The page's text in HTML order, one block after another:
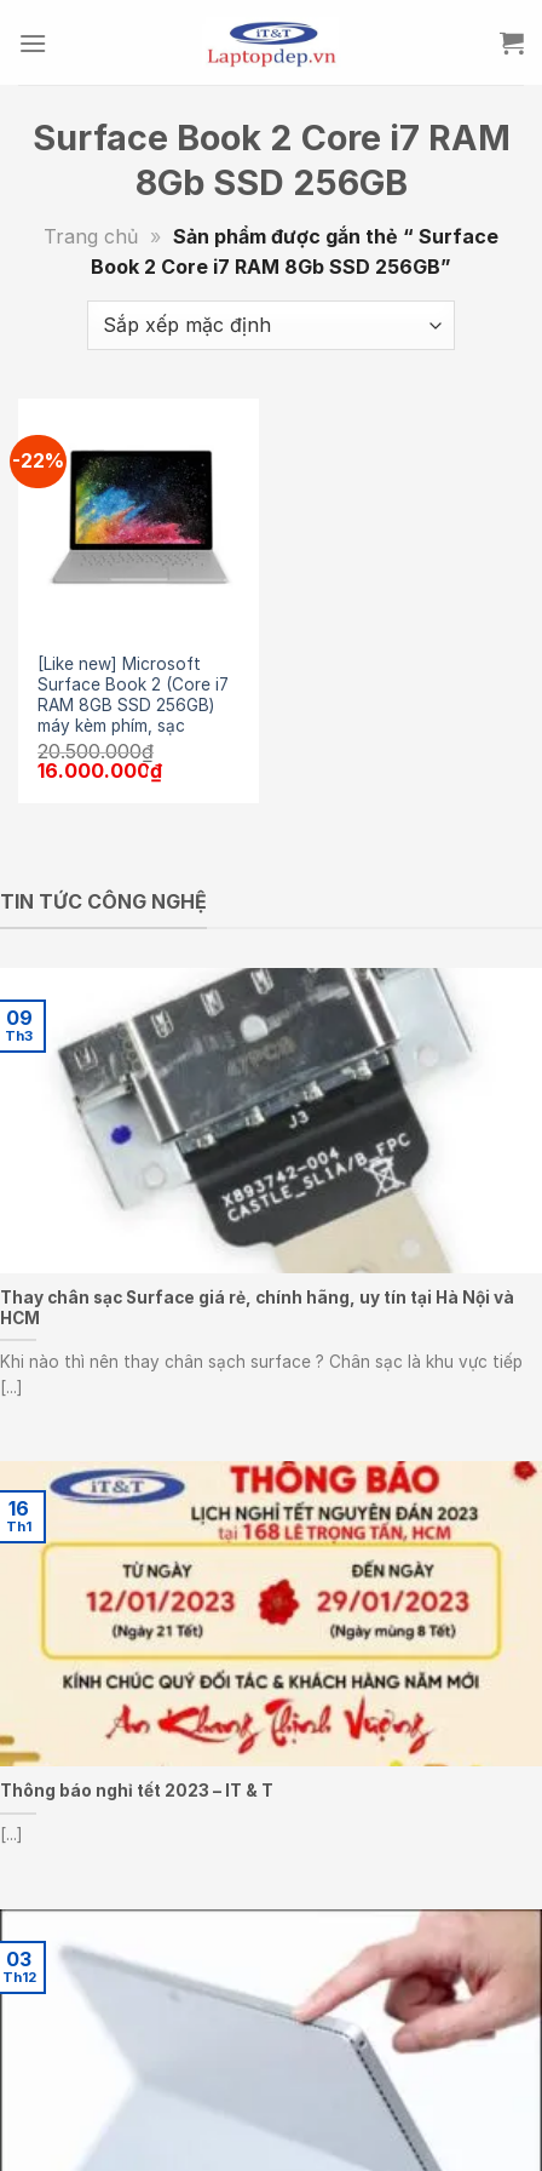
Surface Book 2 Core i7 RAM
8Gb SSD 256GB
Trang chủ » Sản phẩm được gắn thẻ “ Surface
Book 2 Core i7 RAM 8Gb SSD 256GB”
-22%
[Like new] Microsoft
Surface Book 2 (Core i7
RAM 8GB SSD 256GB)
máy kèm phím, sạc
20.500.000₫
Giá
16.000.000₫Giá
TIN TỨC CÔNG NGHỆ
Thay chân sạc Surface giá rẻ, chính hãng, uy tín tại Hà Nội và
HCM
Khi nào thì nên thay chân sạch surface ? Chân sạc là khu vực tiếp
[...]
09
Th3
Thông báo nghỉ tết 2023 – IT & T
[...]
16
Th1
03
Th12